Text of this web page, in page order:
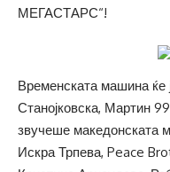
МЕГАСТАРС“!
Временската машина ќе
Станојковска, Мартин
звучеше македонската
Искра Трпева, Peace